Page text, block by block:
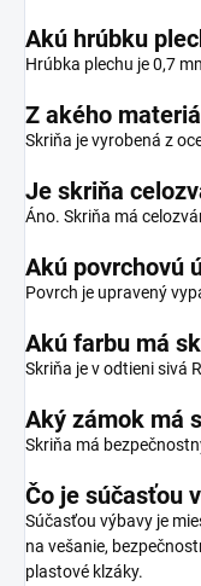
Akú hrúbku
Hrúbka plechu je 0,7
Z akého
Skriňa je vyrobená z
Je skriňa
Áno. Skriňa má
Akú povrchovú
Povrch je upravený
Akú farbu má
Skriňa je v odtieni sivá
Aký zámok má
Skriňa má
Čo je súčasťou
Súčasťou výbavy je
na vešanie,
plastové klzáky.